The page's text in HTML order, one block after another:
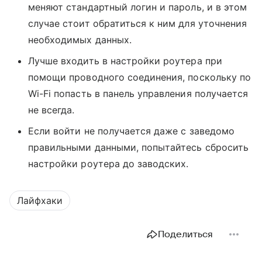
меняют стандартный логин и пароль, и в этом
случае стоит обратиться к ним для уточнения
необходимых данных.
Лучше входить в настройки роутера при
помощи проводного соединения, поскольку по
Wi-Fi попасть в панель управления получается
не всегда.
Если войти не получается даже с заведомо
правильными данными, попытайтесь сбросить
настройки роутера до заводских.
Лайфхаки
Поделиться